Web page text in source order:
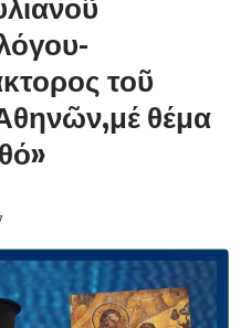
τοῦ
θέμα